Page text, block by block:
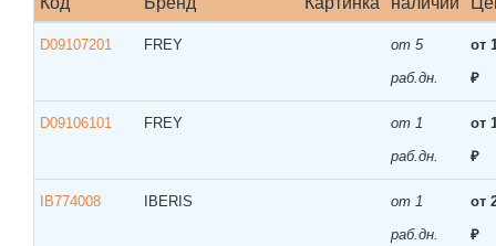
D09107201 FREY
от 5
раб.дн.
от
₽
D09106101 FREY
от 1
раб.дн.
от
₽
IB774008 IBERIS
от 1
раб.дн.
от
₽